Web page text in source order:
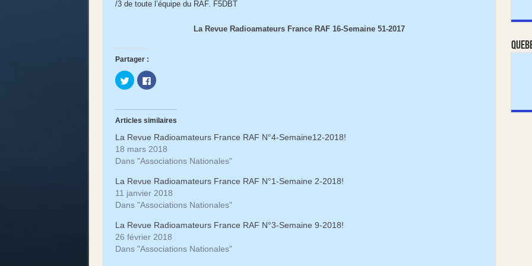
/3 de toute l’équipe du RAF. F5DBT
La Revue Radioamateurs France RAF 16-Semaine 51-2017
Partager :
Cliquez
pour
partager
une
fenêtre)
Cliquez
pour
une
fenêtre)
Articles similaires
La Revue Radioamateurs France RAF N°4-Semaine12-2018!
18 mars 2018
Dans "Associations Nationales"
La Revue Radioamateurs France RAF N°1-Semaine 2-2018!
11 janvier 2018
Dans "Associations Nationales"
La Revue Radioamateurs France RAF N°3-Semaine 9-2018!
26 février 2018
Dans "Associations Nationales"